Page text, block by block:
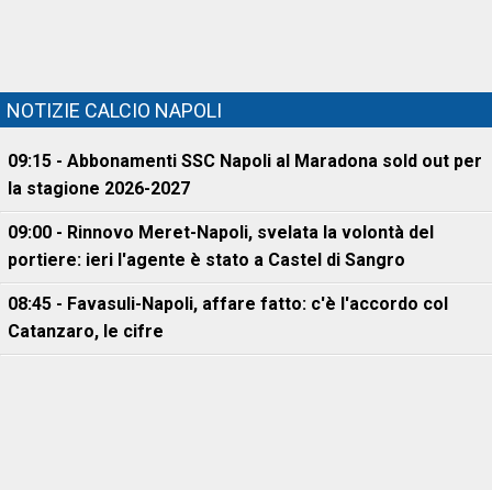
NOTIZIE CALCIO NAPOLI
09:15 - Abbonamenti SSC Napoli al Maradona sold out per
la stagione 2026-2027
09:00 - Rinnovo Meret-Napoli, svelata la volontà del
portiere: ieri l'agente è stato a Castel di Sangro
08:45 - Favasuli-Napoli, affare fatto: c'è l'accordo col
Catanzaro, le cifre